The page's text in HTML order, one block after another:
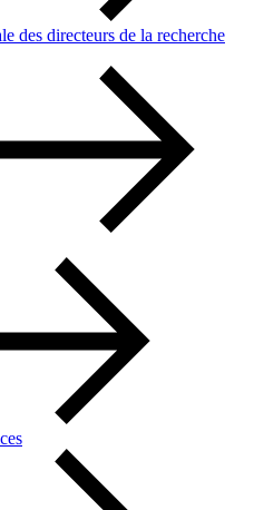
des directeurs de la recherche